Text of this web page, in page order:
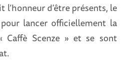
l’honneur d’être présents, le
lancer officiellement la
Caffè Scenze » et se sont